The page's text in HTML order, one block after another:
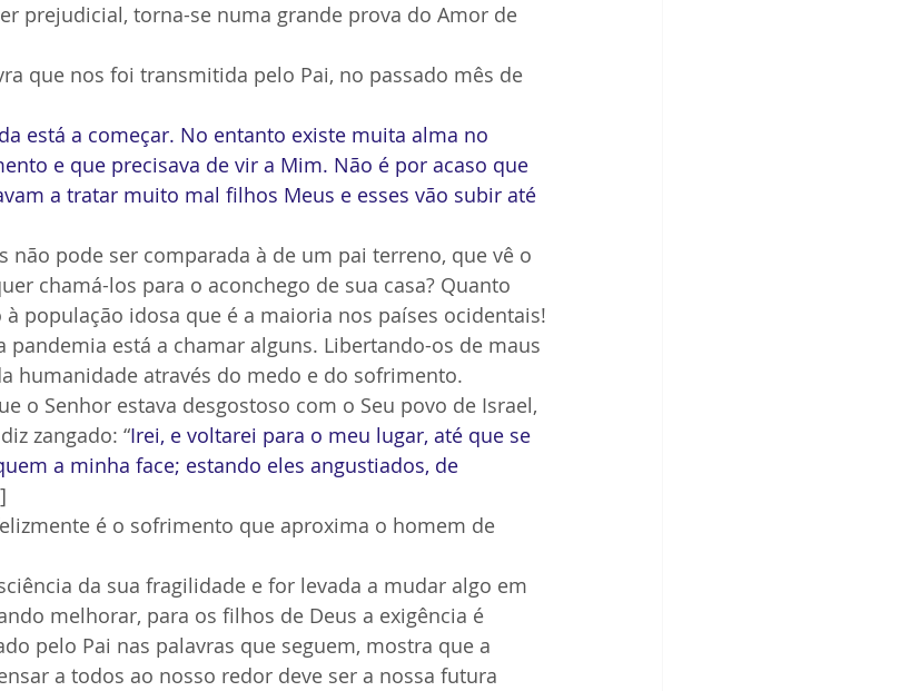
prejudicial, torna-se numa grande prova do Amor de
que nos foi transmitida pelo Pai, no passado mês de
está a começar. No entanto existe muita alma no
e que precisava de vir a Mim. Não é por acaso que
a tratar muito mal filhos Meus e esses vão subir até
não pode ser comparada à de um pai terreno, que vê o
chamá-los para o aconchego de sua casa? Quanto
população idosa que é a maioria nos países ocidentais!
pandemia está a chamar alguns. Libertando-os de maus
humanidade através do medo e do sofrimento.
o Senhor estava desgostoso com o Seu povo de Israel,
zangado: “Irei, e voltarei para o meu lugar, até que se
a minha face; estando eles angustiados, de
é o sofrimento que aproxima o homem de
da sua fragilidade e for levada a mudar algo em
melhorar, para os filhos de Deus a exigência é
pelo Pai nas palavras que seguem, mostra que a
a todos ao nosso redor deve ser a nossa futura